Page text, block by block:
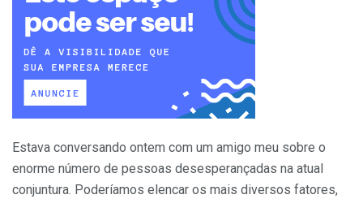
Estava conversando ontem com um amigo meu sobre o
enorme número de pessoas desesperançadas na atual
conjuntura. Poderíamos elencar os mais diversos fatores,